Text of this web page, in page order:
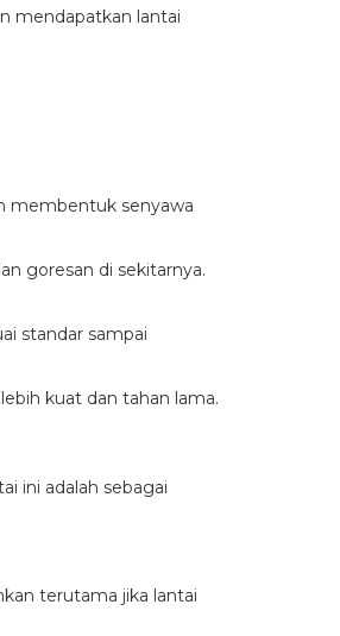
mendapatkan lantai
membentuk senyawa
goresan di sekitarnya.
standar sampai
kuat dan tahan lama.
ini adalah sebagai
terutama jika lantai